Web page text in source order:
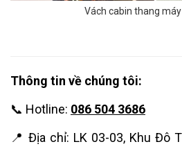
Vách cabin thang
Thông tin về chúng tôi:
📞 Hotline: 086 504 3686
📍 Địa chỉ: LK 03-03, Khu Đô